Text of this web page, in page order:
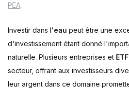
PEA.
Investir dans l'eau peut être une
d'investissement étant donné
naturelle. Plusieurs entreprises et ETF
secteur, offrant aux investisseurs
leur argent dans ce domaine